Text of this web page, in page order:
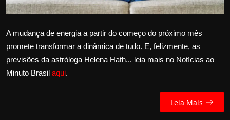
Educação
Justiça
A mudança de energia a partir do começo do próximo mês
promete transformar a dinâmica de tudo. E, felizmente, as
previsões da astróloga Helena Hath... leia mais no Notícias ao
Minuto Brasil aqui.
Leia Mais